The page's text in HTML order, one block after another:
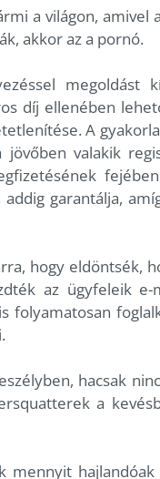
a világon, amivel
akkor az a pornó.
megoldást
díj ellenében
A
valakik
garantálja,
hogy eldöntsék,
az ügyfeleik e-
folyamatosan
hacsak
a